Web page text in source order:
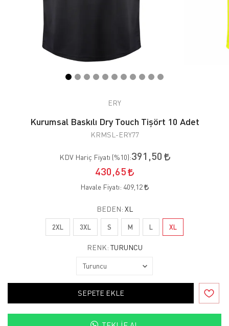
ERY
Kurumsal Baskılı Dry Touch Tişört 10 Adet
KRMSL-ERY77
KDV Hariç Fiyatı (%10):391,50
430,65
Havale Fiyatı: 409,12
BEDEN: XL
2XL 3XL S M L XL
RENK: TURUNCU
SEPETE EKLE